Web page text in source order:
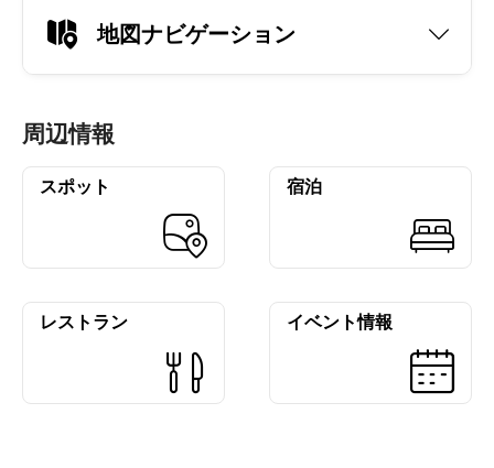
地図ナビゲーション
周辺情報
スポット 宿泊
レストラン イベント情報